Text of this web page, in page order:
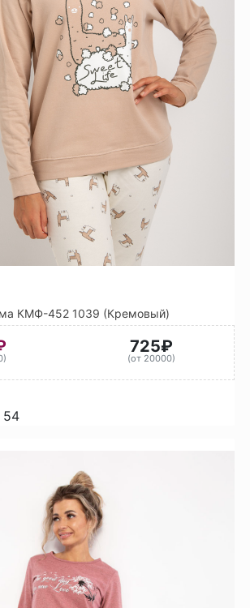
КМФ-452 1039 (Кремовый)
725₽
(от 20000)
54